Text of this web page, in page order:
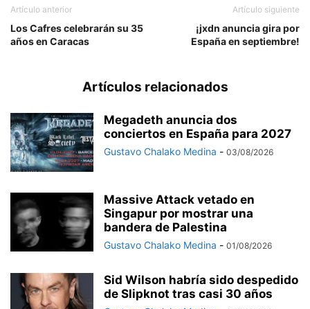
Artículo anterior
Los Cafres celebrarán su 35
años en Caracas
Artículo siguiente
¡jxdn anuncia gira por
España en septiembre!
Artículos relacionados
Megadeth anuncia dos
conciertos en España para 2027
Gustavo Chalako Medina - 03/08/2026
Massive Attack vetado en
Singapur por mostrar una
bandera de Palestina
Gustavo Chalako Medina - 01/08/2026
Sid Wilson habría sido despedido
de Slipknot tras casi 30 años